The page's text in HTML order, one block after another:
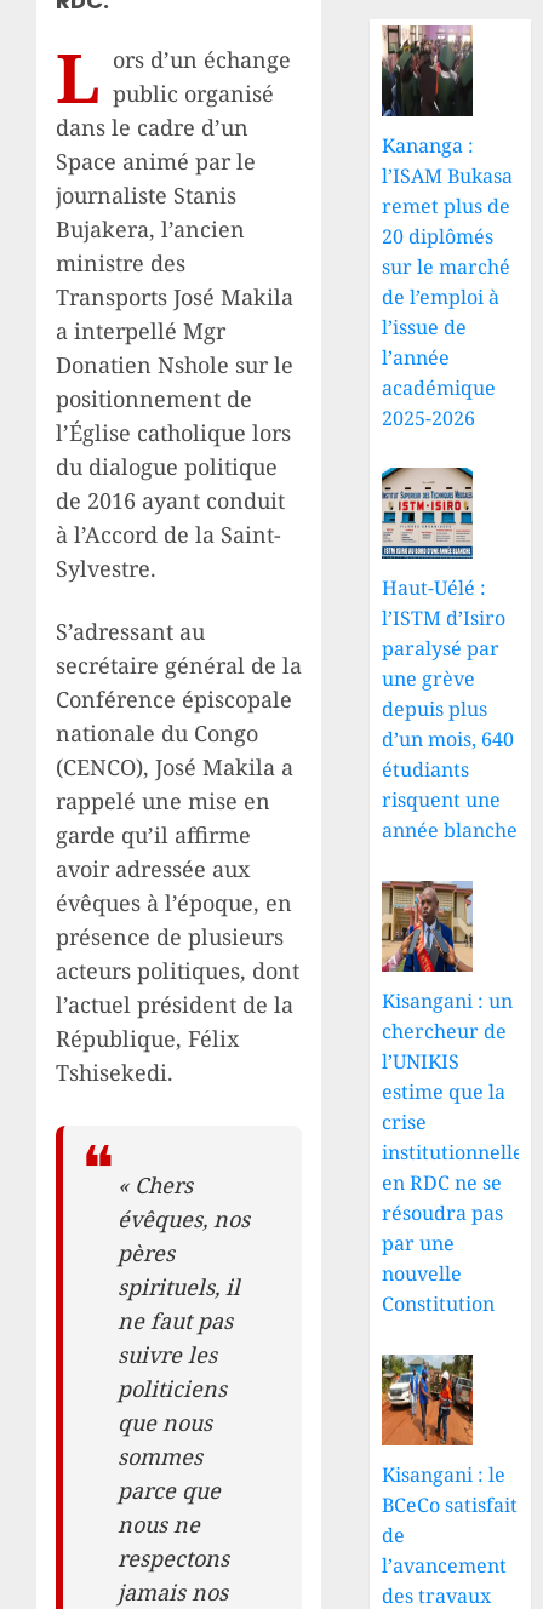
L ors d’un échange
public organisé
dans le cadre d’un
Space animé par le
journaliste Stanis
Bujakera, l’ancien
ministre des
Transports José Makila
a interpellé Mgr
Donatien Nshole sur le
positionnement de
l’Église catholique lors
du dialogue politique
de 2016 ayant conduit
à l’Accord de la Saint-
Sylvestre.
S’adressant au
secrétaire général de la
Conférence épiscopale
nationale du Congo
(CENCO), José Makila a
rappelé une mise en
garde qu’il affirme
avoir adressée aux
évêques à l’époque, en
présence de plusieurs
acteurs politiques, dont
l’actuel président de la
République, Félix
Tshisekedi.
« Chers
évêques, nos
pères
spirituels, il
ne faut pas
suivre les
politiciens
que nous
sommes
parce que
nous ne
respectons
jamais nos
Kananga :
l’ISAM Bukasa
remet plus de
20 diplômés
sur le marché
de l’emploi à
l’issue de
l’année
académique
2025-2026
Haut-Uélé :
l’ISTM d’Isiro
paralysé par
une grève
depuis plus
d’un mois, 640
étudiants
risquent une
année blanche
Kisangani : un
chercheur de
l’UNIKIS
estime que la
crise
institutionnelle
en RDC ne se
résoudra pas
par une
nouvelle
Constitution
Kisangani : le
BCeCo satisfait
de
l’avancement
des travaux